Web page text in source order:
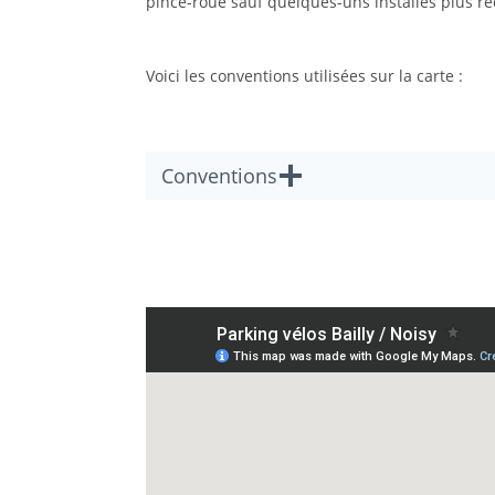
Voici les conventions utilisées sur la carte :
Conventions